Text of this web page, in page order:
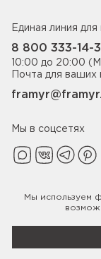
Единая линия для
8 800 333-14-
10:00 до 20:00
Почта для ваших
Мы в соцсетях
Политика
Мы используем